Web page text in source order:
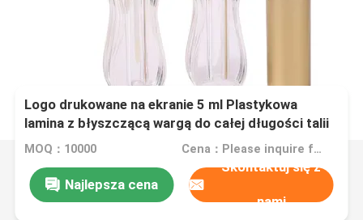
Logo drukowane na ekranie 5 ml Plastykowa
lamina z błyszczącą wargą do całej długości talii
dla wszystkich typów skóry
MOQ：10000 Cena：Please inquire for price
Najlepsza cena
Skontaktuj się z
nami